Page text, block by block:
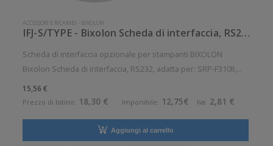
ACCESSORI E RICAMBI - BIXOLON
IFJ-S/TYPE - Bixolon Scheda di interfaccia, RS232
Scheda di interfaccia opzionale per stampanti BIXOLON
Bixolon Scheda di interfaccia, RS232, adatta per: SRP-F310II,
15,56 €
Prezzo di listino: 18,30 € Imponibile: 12,75€ Iva: 2,81 €
Aggiungi al carrello